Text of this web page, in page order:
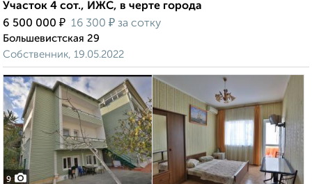
Участок 4 сот., ИЖС, в черте города
6 500 000 ₽ 16 300 ₽ за сотку
Большевистская 29
Собственник, 19.05.2022
9